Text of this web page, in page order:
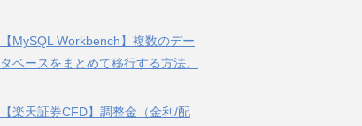
【MySQL Workbench】複数のデー
タベースをまとめて移行する方法。
【楽天証券CFD】調整金（金利/配